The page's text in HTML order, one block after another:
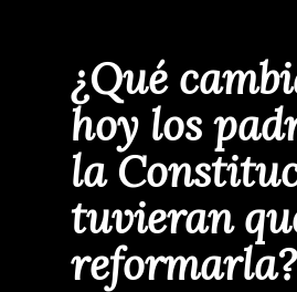
¿Qué
hoy los
la
tuvieran
reformarla?